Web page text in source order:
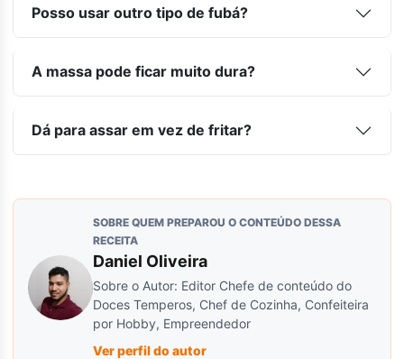
Posso usar outro tipo de fubá?
A massa pode ficar muito dura?
Dá para assar em vez de fritar?
SOBRE QUEM PREPAROU O CONTEÚDO DESSA
RECEITA
Daniel Oliveira
Sobre o Autor: Editor Chefe de conteúdo do
Doces Temperos, Chef de Cozinha, Confeiteira
por Hobby, Empreendedor
Ver perfil do autor